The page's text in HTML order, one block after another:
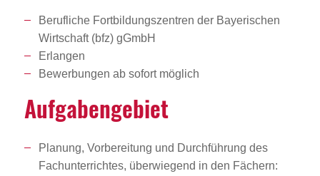
Berufliche Fortbildungszentren der Bayerischen
Wirtschaft (bfz) gGmbH
Erlangen
Bewerbungen ab sofort möglich
Aufga­ben­ge­biet
Planung, Vorbereitung und Durchführung des
Fachunterrichtes, überwiegend in den Fächern: